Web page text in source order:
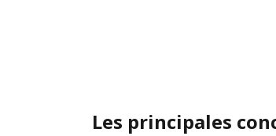
Les principales